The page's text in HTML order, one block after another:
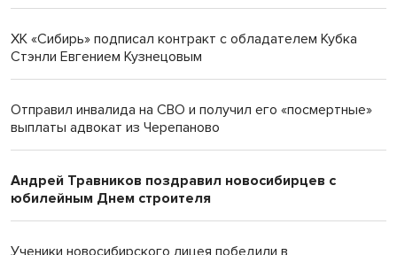
ХК «Сибирь» подписал контракт с обладателем Кубка
Стэнли Евгением Кузнецовым
Отправил инвалида на СВО и получил его «посмертные»
выплаты адвокат из Черепаново
Андрей Травников поздравил новосибирцев с
юбилейным Днем строителя